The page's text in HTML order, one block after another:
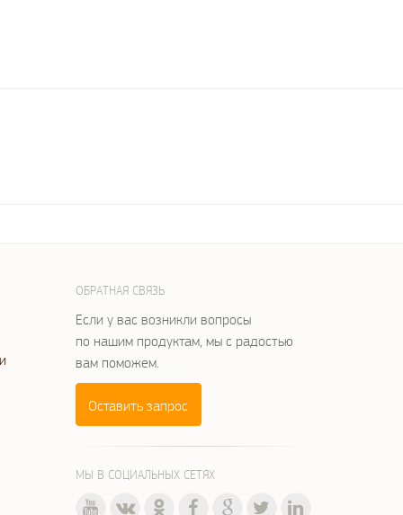
ОБРАТНАЯ СВЯЗЬ
Если у вас возникли вопросы
по нашим продуктам, мы с радостью
вам поможем.
Оставить запрос
МЫ В СОЦИАЛЬНЫХ СЕТЯХ